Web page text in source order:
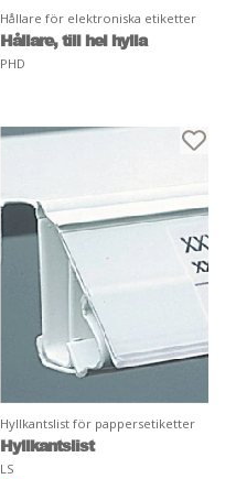
Hållare för elektroniska etiketter
Hållare, till hel hylla
PHD
Hyllkantslist för pappersetiketter
Hyllkantslist
LS